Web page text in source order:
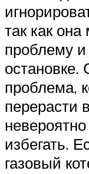
так как она
проблему
проблема,
перерасти
избегать.
газовый